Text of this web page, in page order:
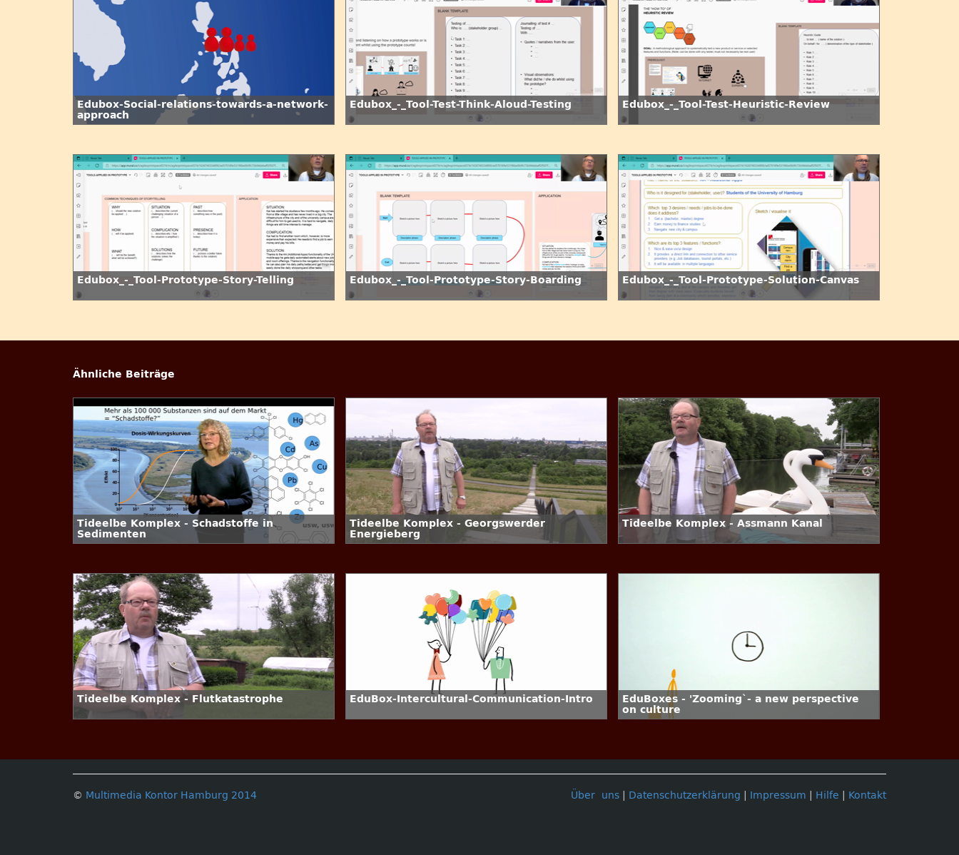
Edubox-Social-relations-towards-a-network-
approach
Edubox_-_Tool-Test-Think-Aloud-Testing Edubox_-_Tool-Test-Heuristic-Review
Edubox_-_Tool-Prototype-Story-Telling Edubox_-_Tool-Prototype-Story-Boarding Edubox_-_Tool-Prototype-Solution-Canvas
Ähnliche Beiträge
Tideelbe Komplex - Schadstoffe in
Sedimenten
Tideelbe Komplex - Georgswerder
Energieberg
Tideelbe Komplex - Assmann Kanal
Tideelbe Komplex - Flutkatastrophe EduBox-Intercultural-Communication-Intro
EduBoxes - 'Zooming`- a new perspective
on culture
Über uns Datenschutzerklärung Impressum Hilfe Kontakt
© Multimedia Kontor Hamburg 2014